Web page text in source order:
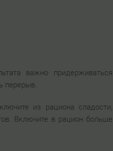
важно придерживаться
перерыв.
из рациона сладости,
Включите в рацион больше